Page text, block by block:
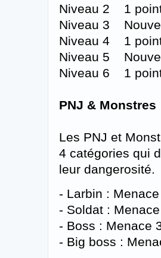
Niveau 2 1
Niveau 3
Niveau 4 1
Niveau 5
Niveau 6 1
PNJ & Monstres
Les PNJ et
4 catégories qui
leur dangerosité.
- Larbin :
- Soldat :
- Boss : Menace
- Big boss :